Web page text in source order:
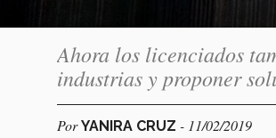
Ahora los licenciados
industrias y proponer
PorYANIRA CRUZ - 11/02/2019